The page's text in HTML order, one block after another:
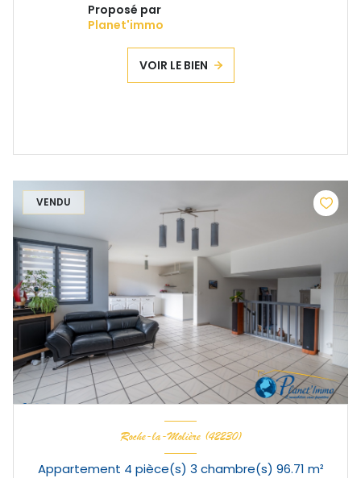
Proposé par
Planet'immo
VOIR LE BIEN
VENDU
Roche-la-Molière (42230)
Appartement 4 pièce(s) 3 chambre(s) 96.71 m²